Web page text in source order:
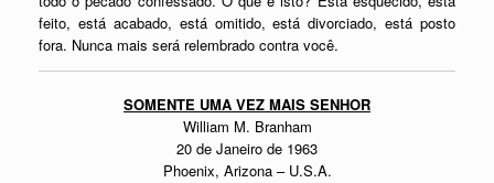
feito, está acabado, está omitido, está divorciado, está posto
fora. Nunca mais será relembrado contra você.
SOMENTE UMA VEZ MAIS SENHOR
William M. Branham
20 de Janeiro de 1963
Phoenix, Arizona – U.S.A.